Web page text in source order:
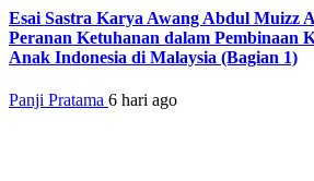
Esai Sastra Karya Awang Abdul Muizz
Peranan Ketuhanan dalam Pembinaan
Anak Indonesia di Malaysia (Bagian 1)
Panji Pratama 6 hari ago